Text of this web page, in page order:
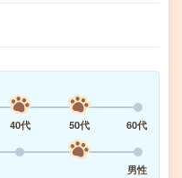
40代 50代
60代
男性